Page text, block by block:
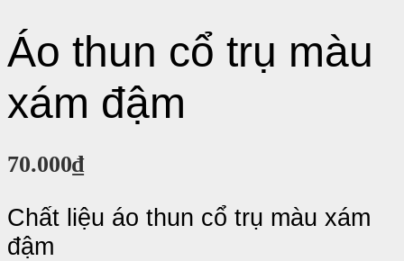
Áo thun cổ trụ màu
xám đậm
70.000₫
Chất liệu áo thun cổ trụ màu xám
đậm